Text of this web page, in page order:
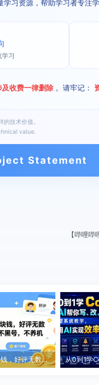
习资源，帮助学习者专注
习
收费一律删除 。请牢记：
技术价值。
value.
Statement
【哔哩
看一个广告一块钱，好评无数的新平台，不黑号，不养机，一撸几十块钱还是不错的【揭秘】